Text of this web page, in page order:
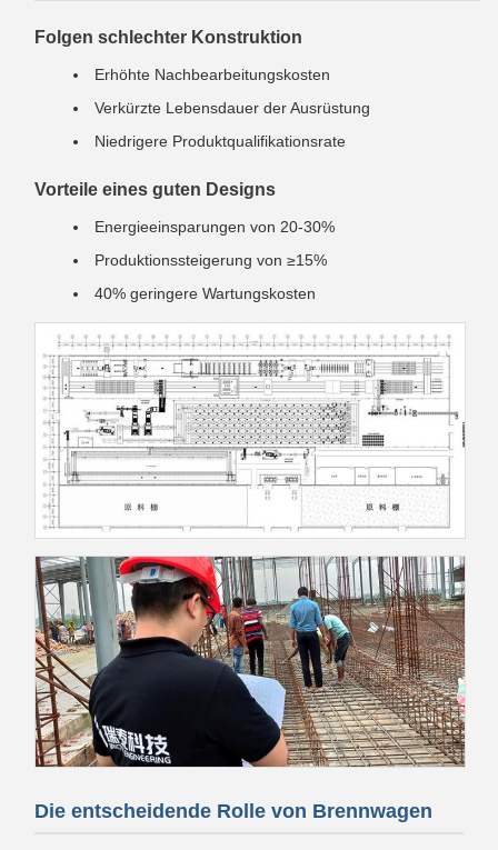
Folgen schlechter Konstruktion
Erhöhte Nachbearbeitungskosten
Verkürzte Lebensdauer der Ausrüstung
Niedrigere Produktqualifikationsrate
Vorteile eines guten Designs
Energieeinsparungen von 20-30%
Produktionssteigerung von ≥15%
40% geringere Wartungskosten
Die entscheidende Rolle von Brennwagen